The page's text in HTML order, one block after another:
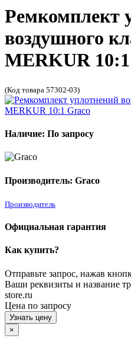
Ремкомплект
воздушного
MERKUR
(Код товара 57302-03)
Наличие: По запросу
Производитель: Graco
Производитель
Официальная гарантия
Как купить?
Отправьте запрос, нажав
Ваши реквизиты и название
store.ru
Цена по запросу
Узнать цену
×